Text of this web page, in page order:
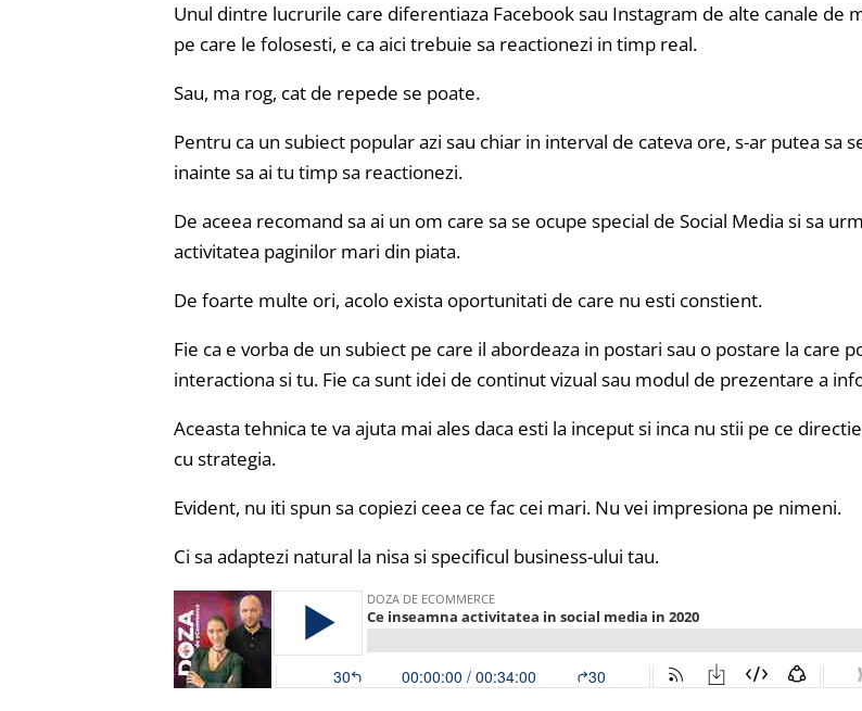
Unul dintre lucrurile care diferentiaza Facebook sau Instagram de alte canale de
pe care le folosesti, e ca aici trebuie sa reactionezi in timp real.
Sau, ma rog, cat de repede se poate.
Pentru ca un subiect popular azi sau chiar in interval de cateva ore, s-ar putea sa
inainte sa ai tu timp sa reactionezi.
De aceea recomand sa ai un om care sa se ocupe special de Social Media si sa
activitatea paginilor mari din piata.
De foarte multe ori, acolo exista oportunitati de care nu esti constient.
Fie ca e vorba de un subiect pe care il abordeaza in postari sau o postare la care
interactiona si tu. Fie ca sunt idei de continut vizual sau modul de prezentare a
Aceasta tehnica te va ajuta mai ales daca esti la inceput si inca nu stii pe ce
cu strategia.
Evident, nu iti spun sa copiezi ceea ce fac cei mari. Nu vei impresiona pe nimeni.
Ci sa adaptezi natural la nisa si specificul business-ului tau.